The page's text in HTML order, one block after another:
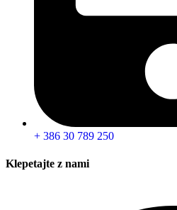
+ 386 30 789 250
Klepetajte z nami